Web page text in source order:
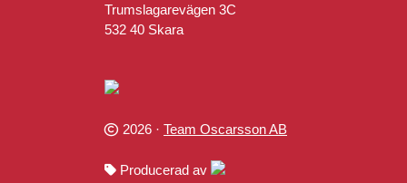
Trumslagarevägen 3C
532 40 Skara
2026 · Team Oscarsson AB
Producerad av